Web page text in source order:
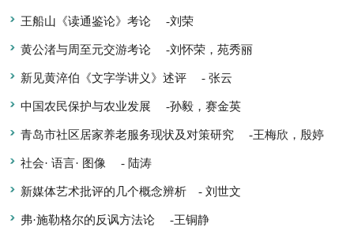
王船山《读通鉴论》考论-刘荣
黄公渚与周至元交游考论-刘怀荣，苑秀丽
新见黄淬伯《文字学讲义》述评- 张云
中国农民保护与农业发展-孙毅，赛金英
青岛市社区居家养老服务现状及对策研究-王梅欣，殷婷
社会· 语言· 图像- 陆涛
新媒体艺术批评的几个概念辨析- 刘世文
弗·施勒格尔的反讽方法论-王铜静